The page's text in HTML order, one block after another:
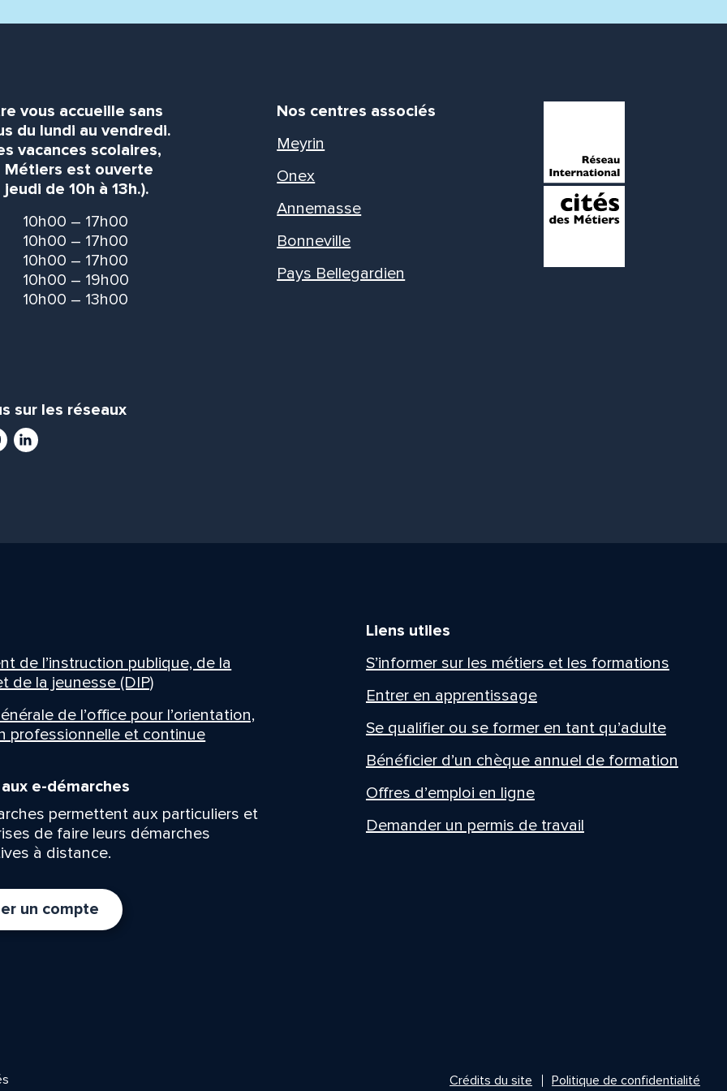
vous accueille sans
du lundi au vendredi.
vacances scolaires,
Métiers est ouverte
de 10h à 13h.).
10h00 – 17h00
10h00 – 17h00
10h00 – 17h00
10h00 – 19h00
10h00 – 13h00
sur les réseaux
LinkedIn
Nos centres associés
Meyrin
Onex
Annemasse
Bonneville
Pays Bellegardien
de l’instruction publique, de la
de la jeunesse (DIP)
de l’office pour l’orientation,
professionnelle et continue
e-démarches
permettent aux particuliers et
de faire leurs démarches
à distance.
un compte
Liens utiles
S’informer sur les métiers et les formations
Entrer en apprentissage
Se qualifier ou se former en tant qu’adulte
Bénéficier d’un chèque annuel de formation
Offres d’emploi en ligne
Demander un permis de travail
Crédits du site Politique de confidentialité